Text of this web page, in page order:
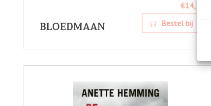
BLOEDMAAN
€14,
Bestel bij